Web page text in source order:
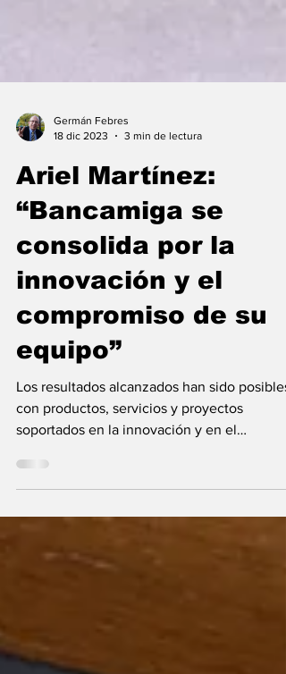
Germán Febres
Ariel Martínez:
“Bancamiga se
consolida por la
innovación y el
equipo”
con productos, servicios y proyectos
soportados en la innovación y en el